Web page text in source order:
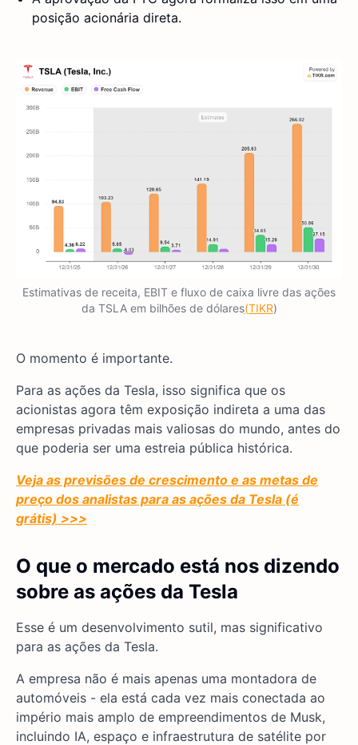
posição acionária direta.
Estimativas de receita, EBIT e fluxo de caixa livre das ações
da TSLA em bilhões de dólares(TIKR)
O momento é importante.
Para as ações da Tesla, isso significa que os
acionistas agora têm exposição indireta a uma das
empresas privadas mais valiosas do mundo, antes do
que poderia ser uma estreia pública histórica.
Veja as previsões de crescimento e as metas de
preço dos analistas para as ações da Tesla (é
grátis) >>>
O que o mercado está nos dizendo
sobre as ações da Tesla
Esse é um desenvolvimento sutil, mas significativo
para as ações da Tesla.
A empresa não é mais apenas uma montadora de
automóveis - ela está cada vez mais conectada ao
império mais amplo de empreendimentos de Musk,
incluindo IA, espaço e infraestrutura de satélite por